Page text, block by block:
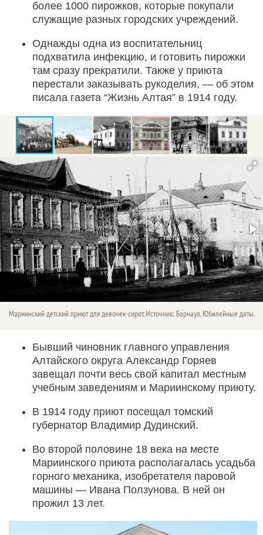
более 1000 пирожков, которые покупали
служащие разных городских учреждений.
Однажды одна из воспитательниц
подхватила инфекцию, и готовить пирожки
там сразу прекратили. Также у приюта
перестали заказывать рукоделия, — об этом
писала газета “Жизнь Алтая” в 1914 году.
Мариинский детский приют для девочек-сирот. Источник: Барнаул. Юбилейные даты.
Бывший чиновник главного управления
Алтайского округа Александр Горяев
завещал почти весь свой капитал местным
учебным заведениям и Мариинскому приюту.
В 1914 году приют посещал томский
губернатор Владимир Дудинский.
Во второй половине 18 века на месте
Мариинского приюта располагалась усадьба
горного механика, изобретателя паровой
машины — Ивана Ползунова. В ней он
прожил 13 лет.